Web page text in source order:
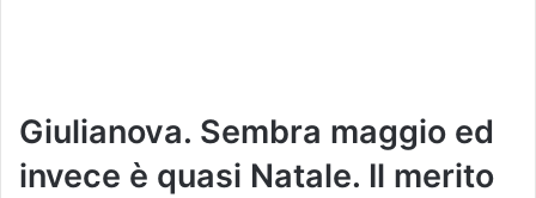
Giulianova. Sembra maggio ed
invece è quasi Natale. Il merito